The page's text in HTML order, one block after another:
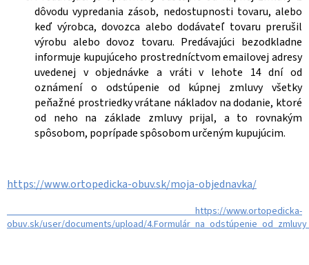
dôvodu vypredania zásob, nedostupnosti tovaru, alebo
keď výrobca, dovozca alebo dodávateľ tovaru prerušil
výrobu alebo dovoz tovaru. Predávajúci bezodkladne
informuje kupujúceho prostredníctvom emailovej adresy
uvedenej v objednávke a vráti v lehote 14 dní od
oznámení o odstúpenie od kúpnej zmluvy všetky
peňažné prostriedky vrátane nákladov na dodanie, ktoré
od neho na základe zmluvy prijal, a to rovnakým
spôsobom, poprípade spôsobom určeným kupujúcim.
https://www.ortopedicka-obuv.sk/moja-objednavka/
https://www.ortopedicka-
obuv.sk/user/documents/upload/